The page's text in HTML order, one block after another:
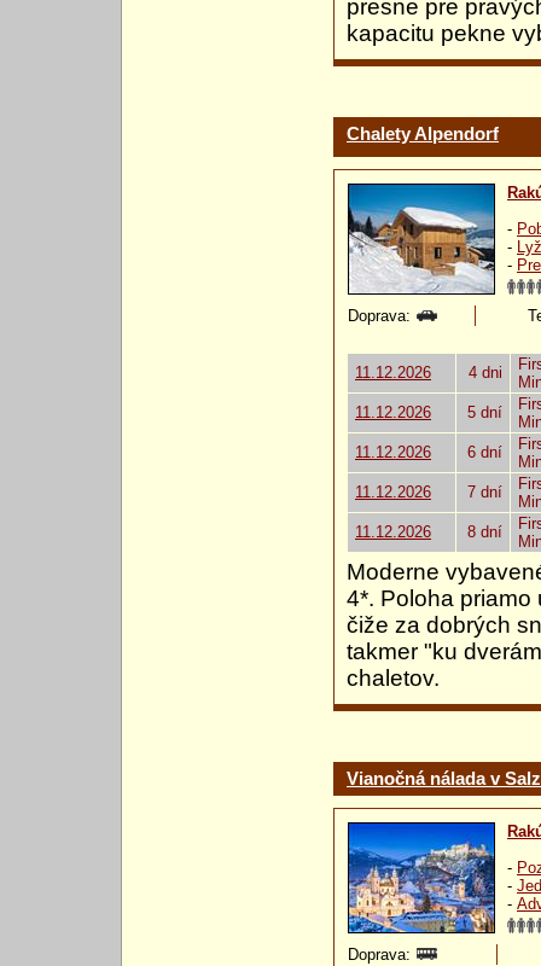
presne pre
kapacitu pekne
Chalety Alpendorf
-
-
-
Doprava:
11.12.2026 4 dni
11.12.2026
5 dní
11.12.2026
6 dní
11.12.2026
7 dní
11.12.2026
8 dní
Moderne
4*. Poloha priamo
čiže za dobrých
takmer "ku
chaletov.
Vianočná nálada v
-
-
-
Doprava: